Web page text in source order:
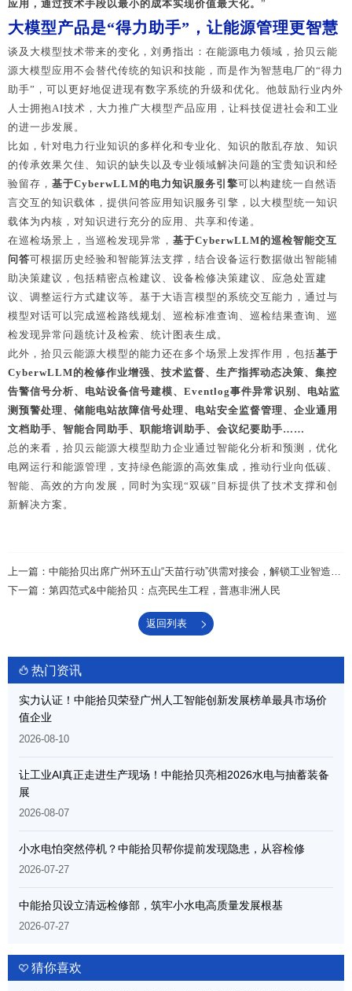
应用，通过技术手段以最小的成本实现价值最大化。 ”
大模型产品是“得力助手”，让能源管理更智慧
谈及大模型技术带来的变化，刘勇指出：在能源电力领域，拾贝云能
源大模型应用不会替代传统的知识和技能，而是作为智慧电厂的“得力
助手”，可以更好地促进现有数字系统的升级和优化。他鼓励行业内外
人士拥抱AI技术，大力推广大模型产品应用，让科技促进社会和工业
的进一步发展。
比如，针对电力行业知识的多样化和专业化、知识的散乱存放、知识
的传承效果欠佳、知识的缺失以及专业领域解决问题的宝贵知识和经
验留存， 基于CyberwLLM的电力知识服务引擎可以构建统一自然语
言交互的知识载体，提供问答应用知识服务引擎，以大模型统一知识
载体为内核，对知识进行充分的应用、共享和传递。
在巡检场景上，当巡检发现异常， 基于CyberwLLM的巡检智能交互
问答可根据历史经验和智能算法支撑，结合设备运行数据做出智能辅
助决策建议，包括精密点检建议、设备检修决策建议、应急处置建
议、调整运行方式建议等。基于大语言模型的系统交互能力，通过与
模型对话可以完成巡检路线规划、巡检标准查询、巡检结果查询、巡
检发现异常问题统计及检索、统计图表生成。
此外，拾贝云能源大模型的能力还在多个场景上发挥作用，包括基于
CyberwLLM的检修作业增强、技术监督、生产指挥动态决策、集控
告警信号分析、电站设备信号建模、 Eventlog事件异常识别、电站监
测预警处理、储能电站故障信号处理、电站安全监督管理、企业通用
文档助手、智能合同助手、职能培训助手、会议纪要助手……
总的来看，拾贝云能源大模型助力企业通过智能化分析和预测，优化
电网运行和能源管理，支持绿色能源的高效集成，推动行业向低碳、
智能、高效的方向发展，同时为实现“双碳”目标提供了技术支撑和创
新解决方案。
上一篇：中能拾贝出席广州环五山“天苗行动”供需对接会，解锁工业智造新密码
下一篇：第四范式&中能拾贝：点亮民生工程，普惠非洲人民
返回列表
热门资讯
实力认证！中能拾贝荣登广州人工智能创新发展榜单最具市场价
值企业
2026-08-10
让工业AI真正走进生产现场！中能拾贝亮相2026水电与抽蓄装备
展
2026-08-07
小水电怕突然停机？中能拾贝帮你提前发现隐患，从容检修
2026-07-27
中能拾贝设立清远检修部，筑牢小水电高质量发展根基
2026-07-27
猜你喜欢
请选择您的行业